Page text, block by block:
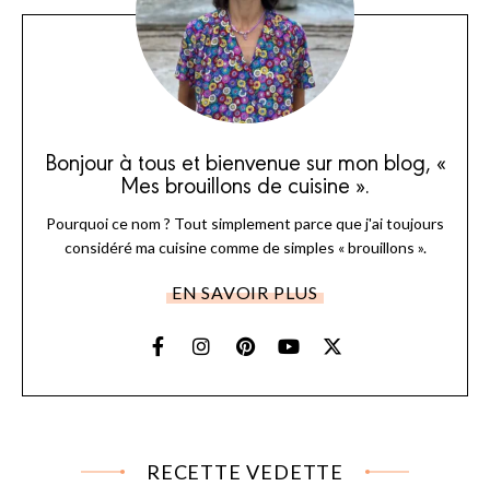
Bonjour à tous et bienvenue sur mon blog, «
Mes brouillons de cuisine ».
Pourquoi ce nom ? Tout simplement parce que j'ai toujours
considéré ma cuisine comme de simples « brouillons ».
EN SAVOIR PLUS
RECETTE VEDETTE